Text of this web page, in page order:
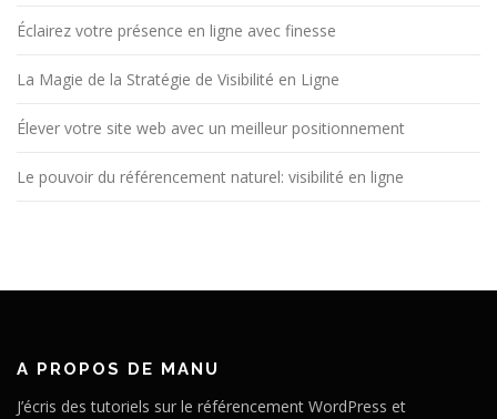
Éclairez votre présence en ligne avec finesse
La Magie de la Stratégie de Visibilité en Ligne
Élever votre site web avec un meilleur positionnement
Le pouvoir du référencement naturel: visibilité en ligne
A PROPOS DE MANU
J’écris des tutoriels sur le référencement WordPress et